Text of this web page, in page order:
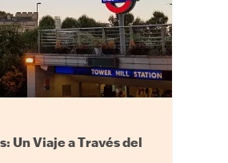
Un Viaje a Través del